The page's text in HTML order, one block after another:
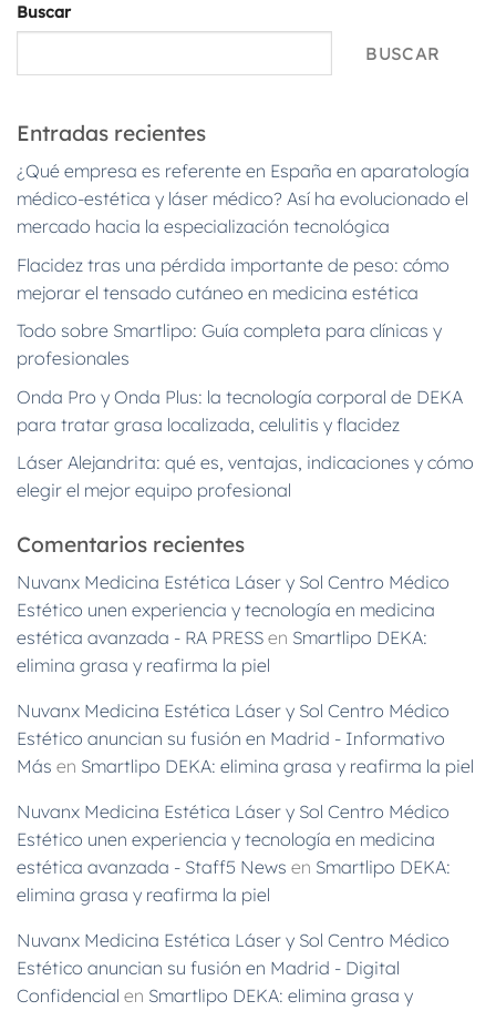
Buscar
BUSCAR
Entradas recientes
¿Qué empresa es referente en España en aparatología
médico-estética y láser médico? Así ha evolucionado el
mercado hacia la especialización tecnológica
Flacidez tras una pérdida importante de peso: cómo
mejorar el tensado cutáneo en medicina estética
Todo sobre Smartlipo: Guía completa para clínicas y
profesionales
Onda Pro y Onda Plus: la tecnología corporal de DEKA
para tratar grasa localizada, celulitis y flacidez
Láser Alejandrita: qué es, ventajas, indicaciones y cómo
elegir el mejor equipo profesional
Comentarios recientes
Nuvanx Medicina Estética Láser y Sol Centro Médico
Estético unen experiencia y tecnología en medicina
estética avanzada - RA PRESS en Smartlipo DEKA:
elimina grasa y reafirma la piel
Nuvanx Medicina Estética Láser y Sol Centro Médico
Estético anuncian su fusión en Madrid - Informativo
Más en Smartlipo DEKA: elimina grasa y reafirma la piel
Nuvanx Medicina Estética Láser y Sol Centro Médico
Estético unen experiencia y tecnología en medicina
estética avanzada - Staff5 News en Smartlipo DEKA:
elimina grasa y reafirma la piel
Nuvanx Medicina Estética Láser y Sol Centro Médico
Estético anuncian su fusión en Madrid - Digital
Confidencial en Smartlipo DEKA: elimina grasa y